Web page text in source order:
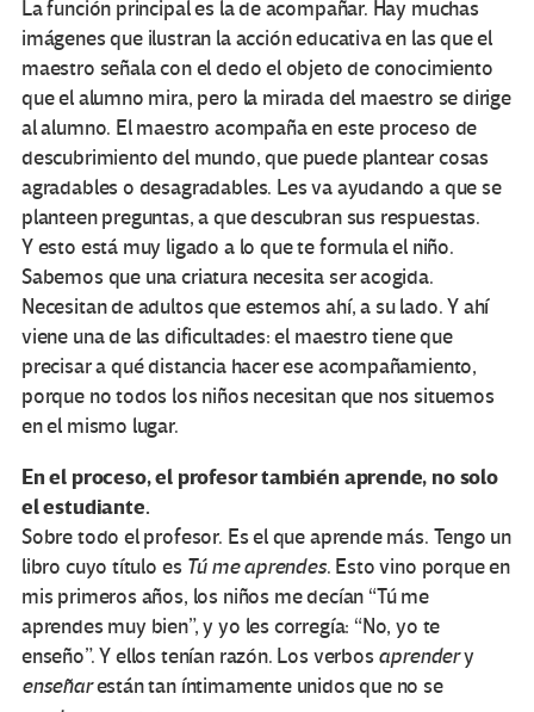
La función principal es la de acompañar. Hay muchas
imágenes que ilustran la acción educativa en las que el
maestro señala con el dedo el objeto de conocimiento
que el alumno mira, pero la mirada del maestro se dirige
al alumno. El maestro acompaña en este proceso de
descubrimiento del mundo, que puede plantear cosas
agradables o desagradables. Les va ayudando a que se
planteen preguntas, a que descubran sus respuestas.
Y esto está muy ligado a lo que te formula el niño.
Sabemos que una criatura necesita ser acogida.
Necesitan de adultos que estemos ahí, a su lado. Y ahí
viene una de las dificultades: el maestro tiene que
precisar a qué distancia hacer ese acompañamiento,
porque no todos los niños necesitan que nos situemos
en el mismo lugar.
En el proceso, el profesor también aprende, no solo
el estudiante.
Sobre todo el profesor. Es el que aprende más. Tengo un
libro cuyo título es Tú me aprendes. Esto vino porque en
mis primeros años, los niños me decían “Tú me
aprendes muy bien”, y yo les corregía: “No, yo te
enseño”. Y ellos tenían razón. Los verbos aprendery
enseñarestán tan íntimamente unidos que no se